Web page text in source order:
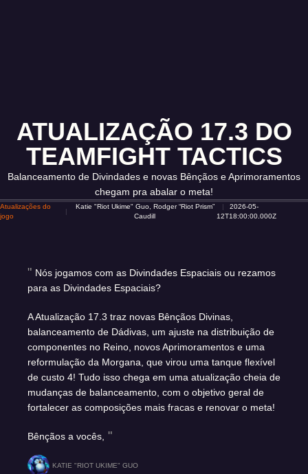
ATUALIZAÇÃO 17.3 DO
TEAMFIGHT TACTICS
Balanceamento de Divindades e novas Bênçãos e Aprimoramentos
chegam pra abalar o meta!
Atualizações do
jogo
Katie "Riot Ukime" Guo, Rodger “Riot Prism”
Caudill
2026-05-
12T18:00:00.000Z
Nós jogamos com as Divindades Espaciais ou rezamos
para as Divindades Espaciais?
A Atualização 17.3 traz novas Bênçãos Divinas,
balanceamento de Dádivas, um ajuste na distribuição de
componentes no Reino, novos Aprimoramentos e uma
reformulação da Morgana, que virou uma tanque flexível
de custo 4! Tudo isso chega em uma atualização cheia de
mudanças de balanceamento, com o objetivo geral de
fortalecer as composições mais fracas e renovar o meta!
Bênçãos a vocês,
KATIE "RIOT UKIME" GUO